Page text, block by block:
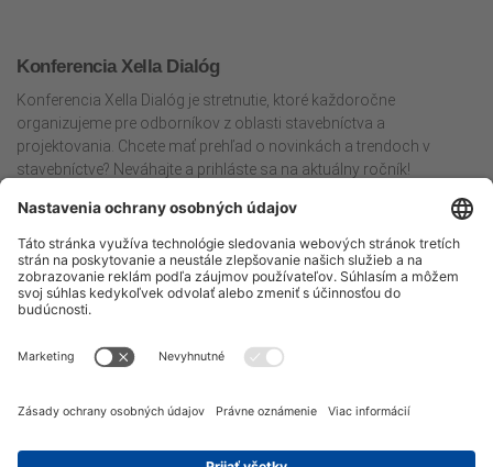
Konferencia Xella Dialóg
Konferencia Xella Dialóg je stretnutie, ktoré každoročne
organizujeme pre odborníkov z oblasti stavebníctva a
projektovania. Chcete mať prehľad o novinkách a trendoch v
stavebníctve? Neváhajte a prihláste sa na aktuálny ročník!
0800 118 583
ytonglinka.sk@xella.com
Na tomto webe spracovávamecookiespotrebné pre jeho